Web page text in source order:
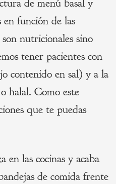
de menú basal y
en función de las
nutricionales sino
tener pacientes con
contenido en sal) y a la
halal. Como este
que te puedas
en las cocinas y acaba
de comida frente